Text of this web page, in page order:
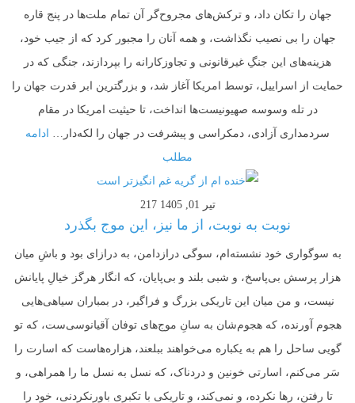
جهان را تکان داد، و ترکش‌های مجروح‌گر آن تمام ملت‌ها در پنج قاره
جهان را بی نصیب نگذاشت، و همه آنان را مجبور کرد که از جیب خود،
هزینه‌های این جنگِ غیرقانونی و تجاوزکارانه را بپردازند، جنگی که در
حمایت از اسراییل، توسط امریکا آغاز شد، و بزرگترین ابر قدرت جهان را
در تله وسوسه صهیونیست‌ها انداخت، تا حیثیت امریکا در مقام
سردمداری آزادی، دمکراسی و پیشرفت در جهان را لکه‌دار… ادامه
مطلب
تیر 01, 1405 217
نوبت به نوبت، از ما نیز، این موج بگذرد
به سوگواری خود نشسته‌ام، سوگی درازدامن، به درازای بود و باشِ میان
هزار پرسش بی‌پاسخ، و شبی بلند و بی‌پایان، که انگار هرگز خیالِ پایانش
نیست، و من میان این تاریکی بزرگ و فراگیر، در بمباران سیاهی‌هایی
هجوم آورنده، که هجوم‌شان به سانِ موج‌های توفان آقیانوسی‌ست، که تو
گویی ساحل را هم به یکباره می‌خواهند ببلعند، هزاره‌هاست که اسارت را
سَر می‌کنم، اسارتی خونین و دردناک، که نسل به نسل ما را همراهی، و
تا رفتن، رها نکرده، و نمی‌کند، و تاریکی با تکبری باورنکردنی، خود را